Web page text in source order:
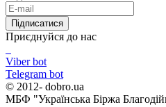
Підписатися
Приєднуйся до нас
Viber bot
Telegram bot
© 2012- dobro.ua
МБФ "Українська Біржа